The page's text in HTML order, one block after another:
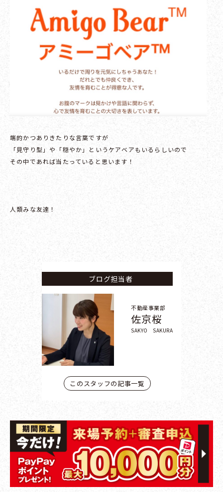
端的かつありきたりな言葉ですが
「見守り型」や「穏やか」というケアベアもいるらしいので
その中であれば当たっていると思います！
人類みな友達！
ブログ担当者
不動産事業部
佐京桜
SAKYO SAKURA
このスタッフの記事一覧